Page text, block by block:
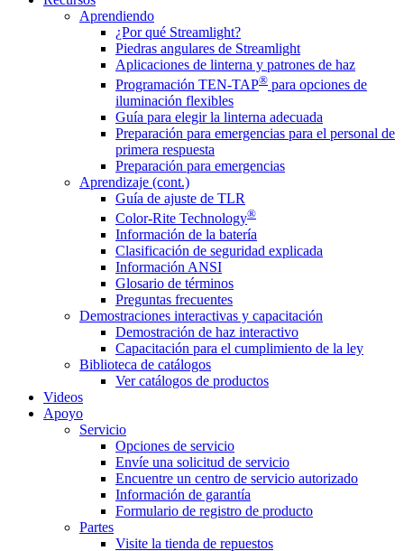
Aprendiendo
¿Por qué Streamlight?
Piedras angulares de Streamlight
Aplicaciones de linterna y patrones de haz
Programación TEN-TAP® para opciones de
iluminación flexibles
Guía para elegir la linterna adecuada
Preparación para emergencias para el personal de
primera respuesta
Preparación para emergencias
Aprendizaje (cont.)
Guía de ajuste de TLR
Color-Rite Technology®
Información de la batería
Clasificación de seguridad explicada
Información ANSI
Glosario de términos
Preguntas frecuentes
Demostraciones interactivas y capacitación
Demostración de haz interactivo
Capacitación para el cumplimiento de la ley
Biblioteca de catálogos
Ver catálogos de productos
Videos
Apoyo
Servicio
Opciones de servicio
Envíe una solicitud de servicio
Encuentre un centro de servicio autorizado
Información de garantía
Formulario de registro de producto
Partes
Visite la tienda de repuestos